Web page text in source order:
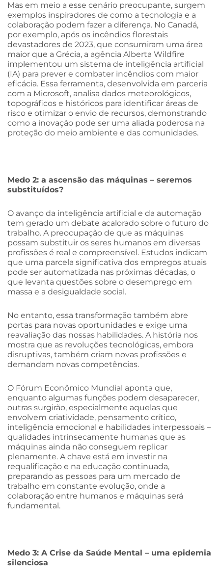
Mas em meio a esse cenário preocupante, surgem
exemplos inspiradores de como a tecnologia e a
colaboração podem fazer a diferença. No Canadá,
por exemplo, após os incêndios florestais
devastadores de 2023, que consumiram uma área
maior que a Grécia, a agência Alberta Wildfire
implementou um sistema de inteligência artificial
(IA) para prever e combater incêndios com maior
eficácia. Essa ferramenta, desenvolvida em parceria
com a Microsoft, analisa dados meteorológicos,
topográficos e históricos para identificar áreas de
risco e otimizar o envio de recursos, demonstrando
como a inovação pode ser uma aliada poderosa na
proteção do meio ambiente e das comunidades.
Medo 2: a ascensão das máquinas – seremos
substituídos?
O avanço da inteligência artificial e da automação
tem gerado um debate acalorado sobre o futuro do
trabalho. A preocupação de que as máquinas
possam substituir os seres humanos em diversas
profissões é real e compreensível. Estudos indicam
que uma parcela significativa dos empregos atuais
pode ser automatizada nas próximas décadas, o
que levanta questões sobre o desemprego em
massa e a desigualdade social.
No entanto, essa transformação também abre
portas para novas oportunidades e exige uma
reavaliação das nossas habilidades. A história nos
mostra que as revoluções tecnológicas, embora
disruptivas, também criam novas profissões e
demandam novas competências.
O Fórum Econômico Mundial aponta que,
enquanto algumas funções podem desaparecer,
outras surgirão, especialmente aquelas que
envolvem criatividade, pensamento crítico,
inteligência emocional e habilidades interpessoais –
qualidades intrinsecamente humanas que as
máquinas ainda não conseguem replicar
plenamente. A chave está em investir na
requalificação e na educação continuada,
preparando as pessoas para um mercado de
trabalho em constante evolução, onde a
colaboração entre humanos e máquinas será
fundamental.
Medo 3: A Crise da Saúde Mental – uma epidemia
silenciosa